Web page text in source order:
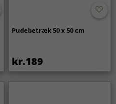
Pudebetræk 50 x 50 cm
kr.189